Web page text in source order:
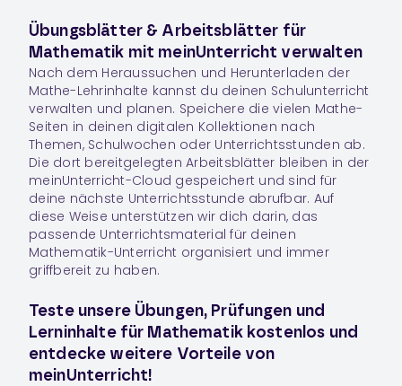
Übungsblätter & Arbeitsblätter für
Mathematik mit meinUnterricht verwalten
Nach dem Heraussuchen und Herunterladen der
Mathe-Lehrinhalte kannst du deinen Schulunterricht
verwalten und planen. Speichere die vielen Mathe-
Seiten in deinen digitalen Kollektionen nach
Themen, Schulwochen oder Unterrichtsstunden ab.
Die dort bereitgelegten Arbeitsblätter bleiben in der
meinUnterricht-Cloud gespeichert und sind für
deine nächste Unterrichtsstunde abrufbar. Auf
diese Weise unterstützen wir dich darin, das
passende Unterrichtsmaterial für deinen
Mathematik-Unterricht organisiert und immer
griffbereit zu haben.
Teste unsere Übungen, Prüfungen und
Lerninhalte für Mathematik kostenlos und
entdecke weitere Vorteile von
meinUnterricht!